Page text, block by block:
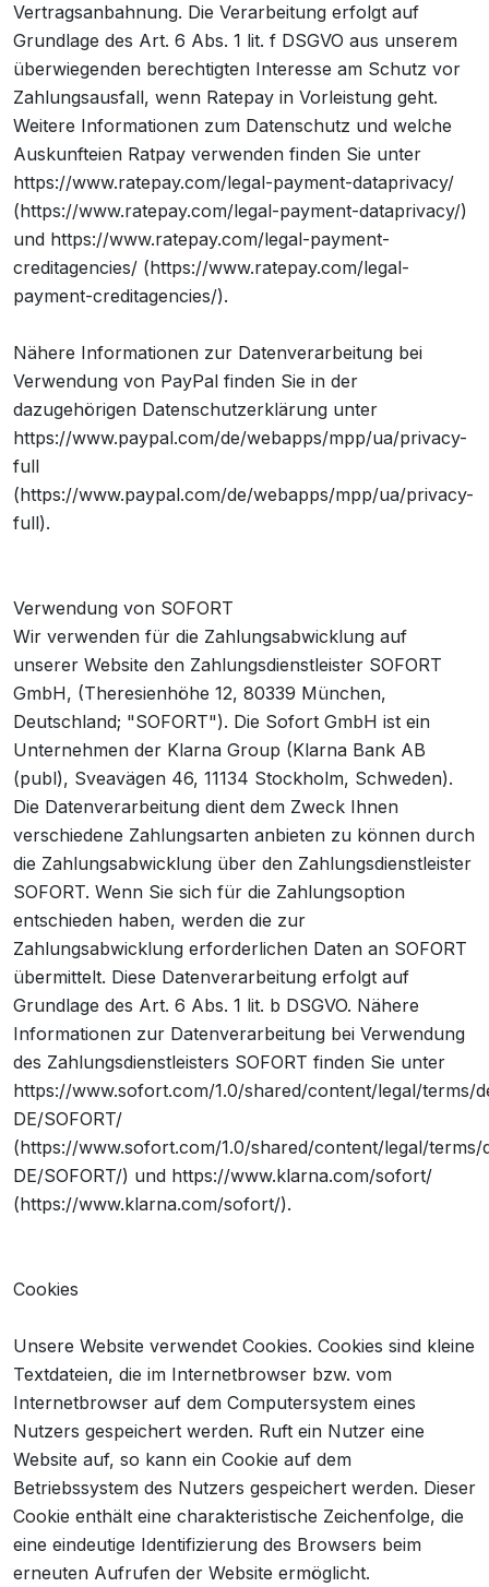
Vertragsanbahnung. Die Verarbeitung erfolgt auf
Grundlage des Art. 6 Abs. 1 lit. f DSGVO aus unserem
überwiegenden berechtigten Interesse am Schutz vor
Zahlungsausfall, wenn Ratepay in Vorleistung geht.
Weitere Informationen zum Datenschutz und welche
Auskunfteien Ratpay verwenden finden Sie unter
https://www.ratepay.com/legal-payment-dataprivacy/
(https://www.ratepay.com/legal-payment-dataprivacy/)
und https://www.ratepay.com/legal-payment-
creditagencies/ (https://www.ratepay.com/legal-
payment-creditagencies/).
Nähere Informationen zur Datenverarbeitung bei
Verwendung von PayPal finden Sie in der
dazugehörigen Datenschutzerklärung unter
https://www.paypal.com/de/webapps/mpp/ua/privacy-
full
(https://www.paypal.com/de/webapps/mpp/ua/privacy-
full).
Verwendung von SOFORT
Wir verwenden für die Zahlungsabwicklung auf
unserer Website den Zahlungsdienstleister SOFORT
GmbH, (Theresienhöhe 12, 80339 München,
Deutschland; "SOFORT"). Die Sofort GmbH ist ein
Unternehmen der Klarna Group (Klarna Bank AB
(publ), Sveavägen 46, 11134 Stockholm, Schweden).
Die Datenverarbeitung dient dem Zweck Ihnen
verschiedene Zahlungsarten anbieten zu können durch
die Zahlungsabwicklung über den Zahlungsdienstleister
SOFORT. Wenn Sie sich für die Zahlungsoption
entschieden haben, werden die zur
Zahlungsabwicklung erforderlichen Daten an SOFORT
übermittelt. Diese Datenverarbeitung erfolgt auf
Grundlage des Art. 6 Abs. 1 lit. b DSGVO. Nähere
Informationen zur Datenverarbeitung bei Verwendung
des Zahlungsdienstleisters SOFORT finden Sie unter
https://www.sofort.com/1.0/shared/content/legal/terms/
DE/SOFORT/
(https://www.sofort.com/1.0/shared/content/legal/terms/
DE/SOFORT/) und https://www.klarna.com/sofort/
(https://www.klarna.com/sofort/).
Cookies
Unsere Website verwendet Cookies. Cookies sind kleine
Textdateien, die im Internetbrowser bzw. vom
Internetbrowser auf dem Computersystem eines
Nutzers gespeichert werden. Ruft ein Nutzer eine
Website auf, so kann ein Cookie auf dem
Betriebssystem des Nutzers gespeichert werden. Dieser
Cookie enthält eine charakteristische Zeichenfolge, die
eine eindeutige Identifizierung des Browsers beim
erneuten Aufrufen der Website ermöglicht.